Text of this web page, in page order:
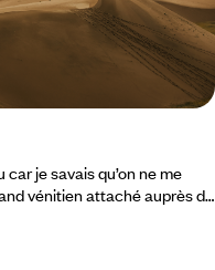
car je savais qu’on ne me
vénitien attaché auprès de
qui l’avait inspiré. Le